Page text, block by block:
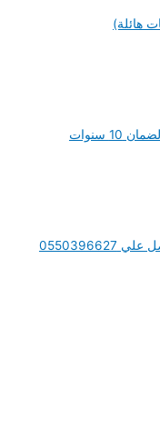
هائلة)
سنوات